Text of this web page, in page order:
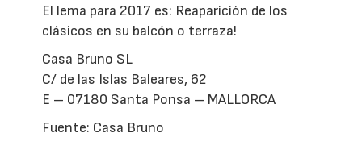
El lema para 2017 es: Reaparición de los
clásicos en su balcón o terraza!
Casa Bruno SL
C/ de las Islas Baleares, 62
E – 07180 Santa Ponsa – MALLORCA
Fuente: Casa Bruno